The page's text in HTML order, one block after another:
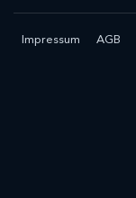
Impressum AGB